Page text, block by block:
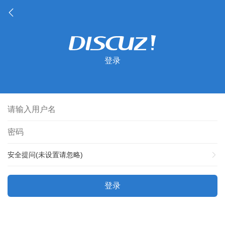
登录
安全提问(未设置请忽略)
登录